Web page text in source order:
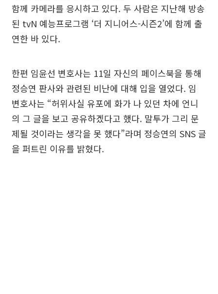
함께 카메라를 응시하고 있다. 두 사람은 지난해 방송
된 tvN 예능프로그램 ‘더 지니어스-시즌2’에 함께 출
연한 바 있다.
한편 임윤선 변호사는 11일 자신의 페이스북을 통해
정승연 판사와 관련된 비난에 대해 입을 열었다. 임
변호사는 “허위사실 유포에 화가 나 있던 차에 언니
의 그 글을 보고 공유하겠다고 했다. 말투가 그리 문
제될 것이라는 생각을 못 했다”라며 정승연의 SNS 글
을 퍼트린 이유를 밝혔다.